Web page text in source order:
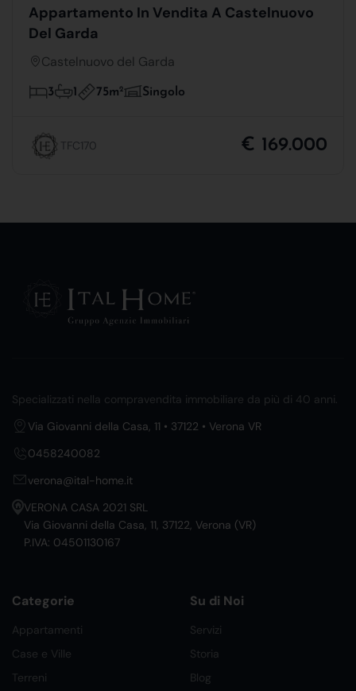
Appartamento In Vendita A Castelnuovo
Del Garda
Castelnuovo del Garda
3 1 75m2 Singolo
TFC170 € 169.000
Specializzati nella compravendita immobiliare da più di 40 anni.
Via Giovanni della Casa, 11 • 37122 • Verona VR
0458240082
verona@ital-home.it
VERONA CASA 2021 SRL
Via Giovanni della Casa, 11, 37122, Verona (VR)
P.IVA: 04501130167
Categorie
Appartamenti
Case e Ville
Terreni
Su di Noi
Servizi
Storia
Blog